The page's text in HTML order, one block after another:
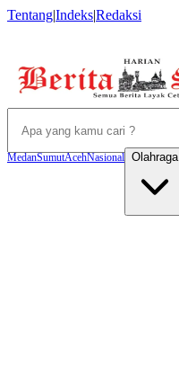
Tentang|Indeks|Redaksi
MedanSumutAcehNasional Olahraga